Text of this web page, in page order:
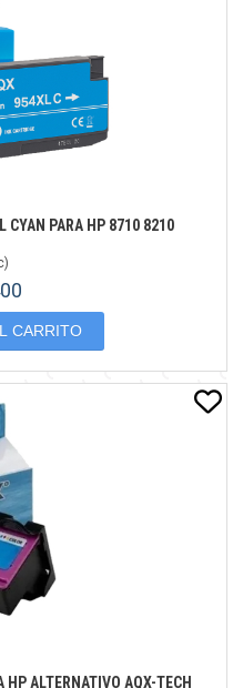
CYAN PARA HP 8710 8210
)
CARRITO
ALTERNATIVO AQX-TECH